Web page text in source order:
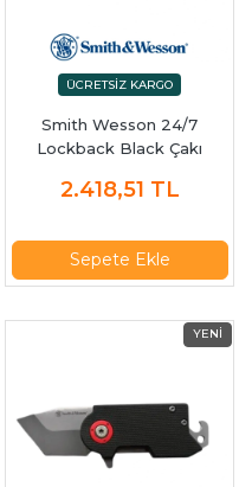
Smith Wesson 24/7
Lockback Black Çakı
2.418,51 TL
Sepete Ekle